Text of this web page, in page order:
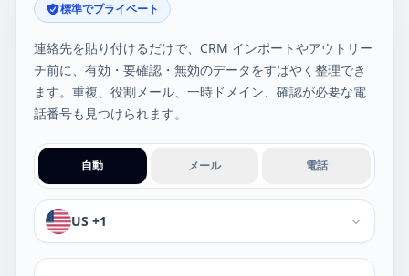
標準でプライベート
連絡先を貼り付けるだけで、CRM インポートやアウトリー
チ前に、有効・要確認・無効のデータをすばやく整理でき
ます。重複、役割メール、一時ドメイン、確認が必要な電
話番号も見つけられます。
自動 メール 電話
電話番号の既定国
US +1
チェックする連絡先